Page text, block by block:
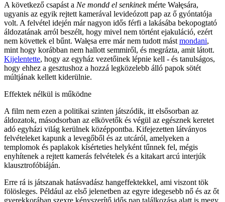
A következő csapást a Ne mondd el senkinekmérte Wałęsára,
ugyanis az egyik rejtett kamerával levideózott pap az ő gyóntatója
volt. A felvétel idején már nagyon idős férfi a lakásába bekopogtató
áldozatának arról beszélt, hogy mivel nem történt ejakuláció, ezért
nem követtek el bűnt. Wałęsa erre már nem tudott mástmondani,
mint hogy korábban nem hallott semmiről, és megrázta, amit látott.
Kijelentette, hogy az egyház vezetőinek lépnie kell - és tanulságos,
hogy ehhez a gesztushoz a hozzá legközelebb álló papok sötét
múltjának kellett kiderülnie.
Effektek nélkül is működne
A film nem ezen a politikai szinten játszódik, itt elsősorban az
áldozatok, másodsorban az elkövetők és végül az egésznek keretet
adó egyházi világ kerülnek középpontba. Kifejezetten látványos
felvételeket kapunk a levegőből és az utcáról, amelyeken a
templomok és paplakok kísérteties helyként tűnnek fel, mégis
enyhítenek a rejtett kamerás felvételek és a kitakart arcú interjúk
klausztrofóbiáján.
Erre rá is játszanak hatásvadász hangeffektekkel, ami viszont tök
fölösleges. Például az első jelenetben az egyre idegesebb nő és az őt